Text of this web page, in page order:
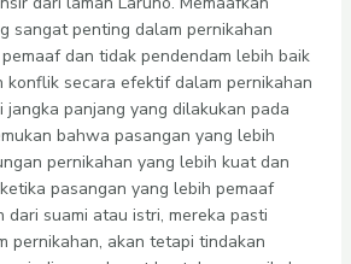
sangat penting dalam pernikahan
dan tidak pendendam lebih baik
konflik secara efektif dalam pernikahan
jangka panjang yang dilakukan pada
bahwa pasangan yang lebih
pernikahan yang lebih kuat dan
pasangan yang lebih pemaaf
dari suami atau istri, mereka pasti
pernikahan, akan tetapi tindakan